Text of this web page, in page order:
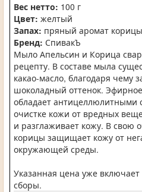
Вес нетто: 100 г
Цвет: желтый
Запах: пряный аромат корицы
Бренд: СпивакЪ
Мыло Апельсин и Корица
рецепту. В составе мыла
какао-масло, благодаря чему
шоколадный оттенок.
обладает антицеллюлитными
очистке кожи от вредных
и разглаживает кожу. В свою
корицы защищает кожу от
окружающей среды.
Указанная цена уже
сборы.